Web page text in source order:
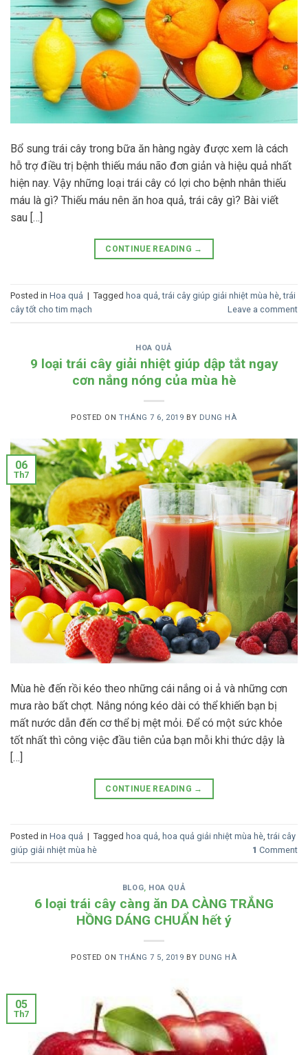
Bổ sung trái cây trong bữa ăn hàng ngày được xem là cách
hỗ trợ điều trị bệnh thiếu máu não đơn giản và hiệu quả nhất
hiện nay. Vậy những loại trái cây có lợi cho bệnh nhân thiếu
máu là gì? Thiếu máu nên ăn hoa quả, trái cây gì? Bài viết
sau […]
CONTINUE READING →
Posted in Hoa quả | Tagged hoa quả,trái cây giúp giải nhiệt mùa hè,trái
cây tốt cho tim mạch
Leave a comment
HOA QUẢ
9 loại trái cây giải nhiệt giúp dập tắt ngay
cơn nắng nóng của mùa hè
POSTED ONTHÁNG 7 6, 2019 BY DUNG HÀ
06
Th7
Mùa hè đến rồi kéo theo những cái nắng oi ả và những cơn
mưa rào bất chợt. Nắng nóng kéo dài có thể khiến bạn bị
mất nước dẫn đến cơ thể bị mệt mỏi. Để có một sức khỏe
tốt nhất thì công việc đầu tiên của bạn mỗi khi thức dậy là
[…]
CONTINUE READING →
Posted in Hoa quả | Tagged hoa quả hoa quả giải nhiệt mùa hè ,trái cây
giúp giải nhiệt mùa hè
1 Comment
BLOG, HOA QUẢ
6 loại trái cây càng ăn DA CÀNG TRẮNG
HỒNG DÁNG CHUẨN hết ý
POSTED ONTHÁNG 7 5, 2019 BY DUNG HÀ
05
Th7